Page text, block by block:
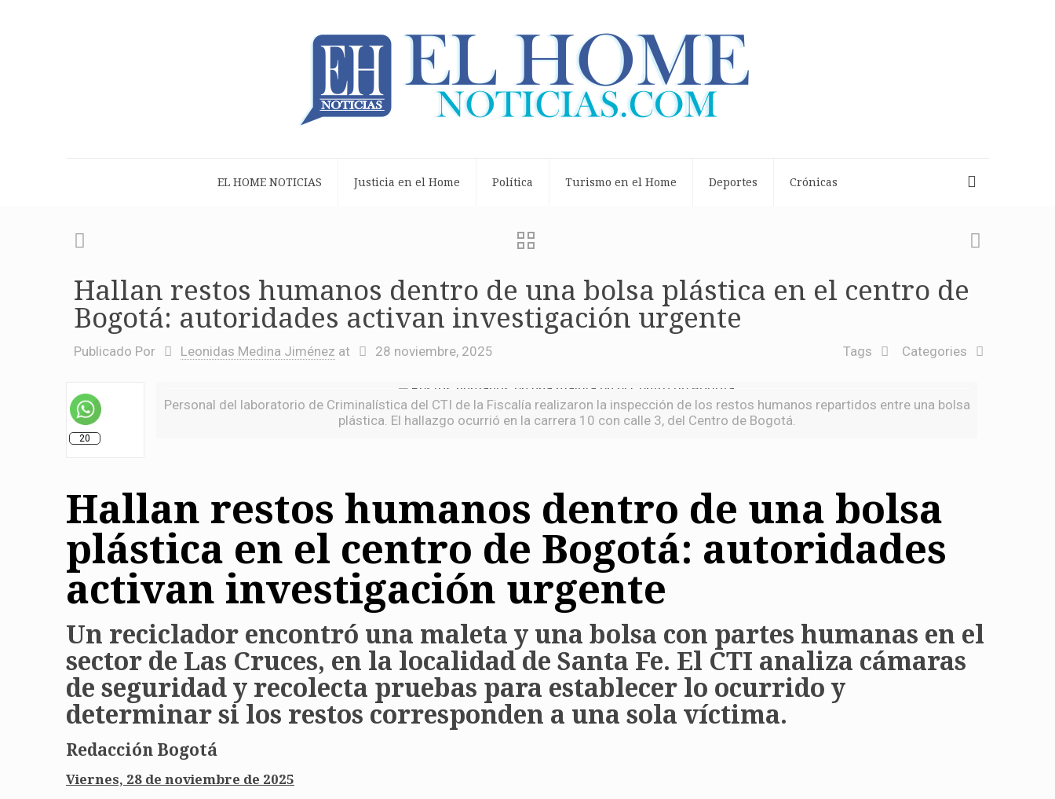
EL HOME NOTICIAS Justicia en el Home Política Turismo en el Home Deportes Crónicas
Hallan restos humanos dentro de una bolsa plástica en el centro de
Bogotá: autoridades activan investigación urgente
Publicado Por Leonidas Medina Jiménez at 28 noviembre, 2025 Categories
Tags
20
Personal del laboratorio de Criminalística del CTI de la Fiscalía realizaron la inspección de los restos humanos repartidos entre una bolsa
plástica. El hallazgo ocurrió en la carrera 10 con calle 3, del Centro de Bogotá.
Hallan restos humanos dentro de una bolsa
plástica en el centro de Bogotá: autoridades
activan investigación urgente
Un reciclador encontró una maleta y una bolsa con partes humanas en el
sector de Las Cruces, en la localidad de Santa Fe. El CTI analiza cámaras
de seguridad y recolecta pruebas para establecer lo ocurrido y
determinar si los restos corresponden a una sola víctima.
Redacción Bogotá
Viernes, 28 de noviembre de 2025